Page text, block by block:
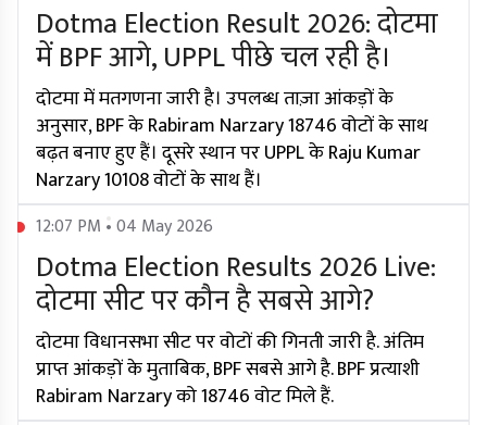
Dotma Election Result 2026: दोटमा
में BPF आगे, UPPL पीछे चल रही है।
दोटमा में मतगणना जारी है। उपलब्ध ताज़ा आंकड़ों के
अनुसार, BPF के Rabiram Narzary 18746 वोटों के साथ
बढ़त बनाए हुए हैं। दूसरे स्थान पर UPPL के Raju Kumar
Narzary 10108 वोटों के साथ हैं।
12:07 PM • 04 May 2026
Dotma Election Results 2026 Live:
दोटमा सीट पर कौन है सबसे आगे?
दोटमा विधानसभा सीट पर वोटों की गिनती जारी है. अंतिम
प्राप्त आंकड़ों के मुताबिक, BPF सबसे आगे है. BPF प्रत्याशी
Rabiram Narzary को 18746 वोट मिले हैं.